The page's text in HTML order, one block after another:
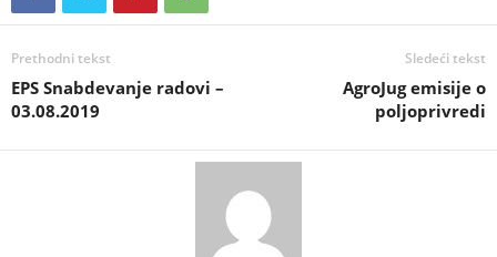
Prethodni tekst
EPS Snabdevanje radovi –
03.08.2019
Sledeći tekst
AgroJug emisije o
poljoprivredi